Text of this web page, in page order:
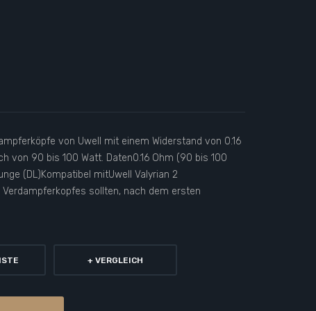
von Uwell mit einem Widerstand von 0.16
von 90 bis 100 Watt. Daten0.16 Ohm (90 bis 100
(DL)Kompatibel mitUwell Valyrian 2
sollten, nach dem ersten
+ VERGLEICH